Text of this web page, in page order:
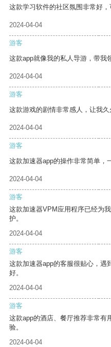
这款学习软件的社区氛围非常好
2024-04-04
游客
这款app就像我的私人导游，带我
2024-04-04
游客
这款游戏的剧情非常感人，让我久
2024-04-04
游客
这款加速器app的操作非常简单，
2024-04-04
游客
这款加速器VPM应用程序已经为
护。
2024-04-04
游客
这款加速器app的客服很贴心，遇
好。
2024-04-04
游客
这款app的酒店、餐厅推荐非常有
验。
2024-04-04